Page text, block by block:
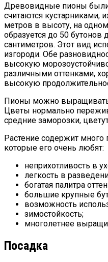
Древовидные пионы
считаются кустарниками,
метров в высоту, на
образуется до 50
сантиметров. Этот вид
изгороди. Обе
высокую
различными оттенками,
высокую
Пионы можно выращивать
Цветы нормально
средние заморозки,
Растение содержит много
которые его очень любят:
неприхотливость в
легкость в
богатая палитра
большие крупные
возможность
зимостойкость;
многолетнее
Посадка